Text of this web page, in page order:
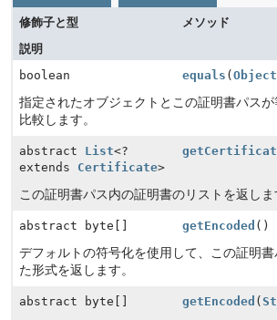
修飾子と型
メソッド
説明
boolean
equals (Object
指定されたオブジェクトとこの証明書パス
比較します。
abstract List<?
extends Certificate>
この証明書パス内の証明書のリストを返しま
abstract byte[] getEncoded ()
デフォルトの符号化を使用して、この証明
た形式を返します。
abstract byte[] getEncoded (